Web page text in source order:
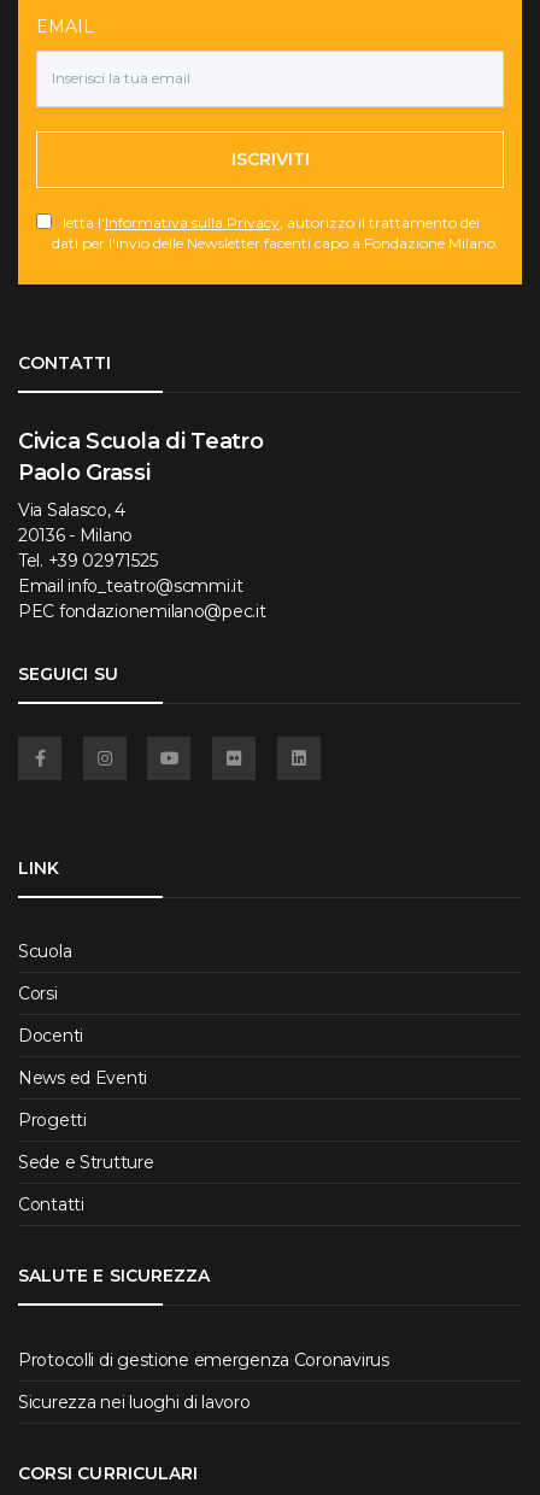
EMAIL
ISCRIVITI
letta l'Informativa sulla Privacy, autorizzo il trattamento dei
dati per l'invio delle Newsletter facenti capo a Fondazione Milano.
CONTATTI
Civica Scuola di Teatro
Paolo Grassi
Via Salasco, 4
20136 - Milano
Tel. +39 02971525
Email info_teatro@scmmi.it
PEC fondazionemilano@pec.it
SEGUICI SU
LINK
Scuola
Corsi
Docenti
News ed Eventi
Progetti
Sede e Strutture
Contatti
SALUTE E SICUREZZA
Protocolli di gestione emergenza Coronavirus
Sicurezza nei luoghi di lavoro
CORSI CURRICULARI